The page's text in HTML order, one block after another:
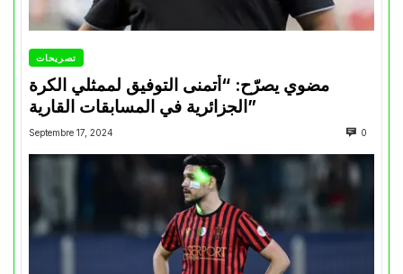
تصريحات
مضوي يصرّح: “أتمنى التوفيق لممثلي الكرة
الجزائرية في المسابقات القارية”
Septembre 17, 2024 0